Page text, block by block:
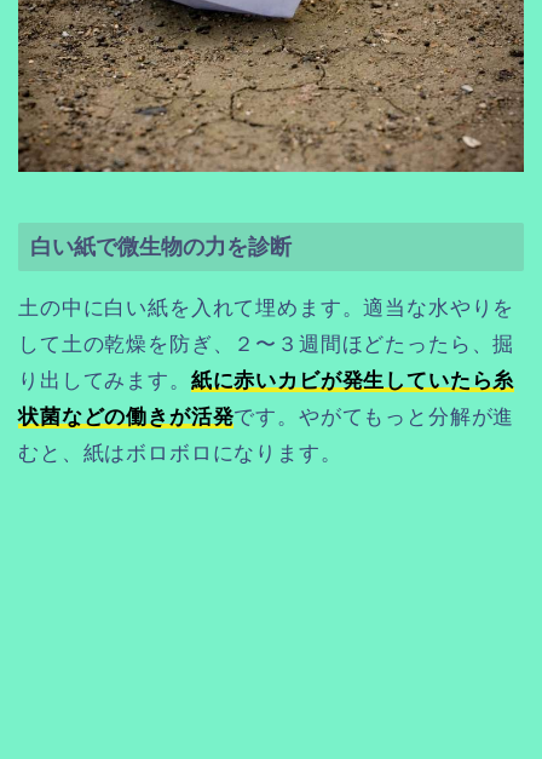
白い紙で微生物の力を診断
土の中に白い紙を入れて埋めます。適当な水やりを
して土の乾燥を防ぎ、２〜３週間ほどたったら、掘
り出してみます。 紙に赤いカビが発生していたら糸
状菌などの働きが活発です。やがてもっと分解が進
むと、紙はボロボロになります。